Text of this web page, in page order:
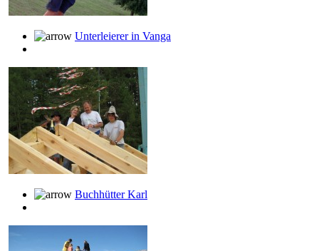
Unterleierer in Vanga
Buchhütter Karl